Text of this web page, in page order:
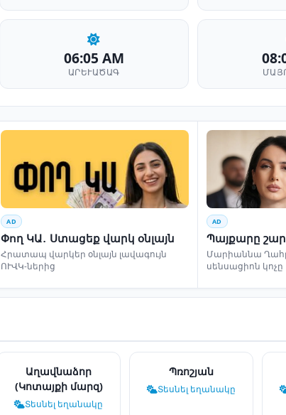
06:05 AM
ԱՐԵՒԱԾԱԳ
AD
Փող ԿԱ․ Ստացեք վարկ օնլայն
Հրատապ վարկեր օնլայն լավագույն
ՈՒՎԿ-ներից
AD
Պայքարը
Մարիաննա
սենսացիոն կոչը
Աղավնաձոր
(Կոտայքի մարզ)
Տեսնել եղանակը
Պռոշյան
Տեսնել եղանակը